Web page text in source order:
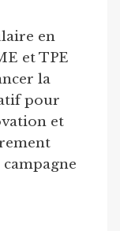
en
et TPE
la
pour
et